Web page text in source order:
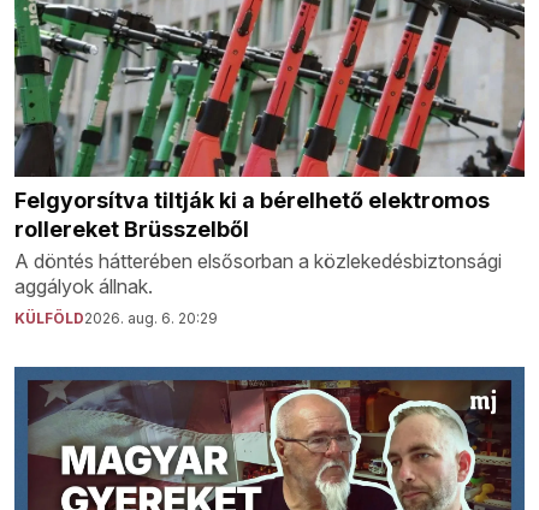
Felgyorsítva tiltják ki a bérelhető elektromos
rollereket Brüsszelből
A döntés hátterében elsősorban a közlekedésbiztonsági
aggályok állnak.
KÜLFÖLD2026. aug. 6. 20:29